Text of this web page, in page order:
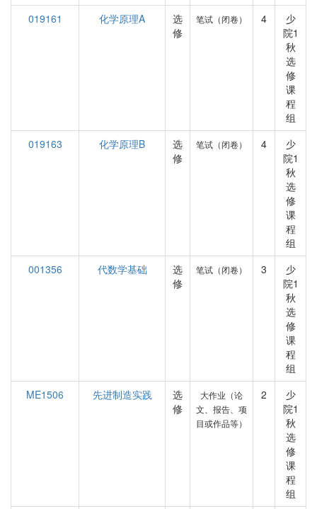
019161
化学原理A
选
修
笔试（闭卷） 4
少
院1
秋
选
修
课
程
组
019163
化学原理B
选
修
笔试（闭卷） 4
少
院1
秋
选
修
课
程
组
001356
代数学基础
选
修
笔试（闭卷） 3
少
院1
秋
选
修
课
程
组
ME1506
先进制造实践
选
修
大作业（论
文、报告、项
目或作品等）
2
少
院1
秋
选
修
课
程
组